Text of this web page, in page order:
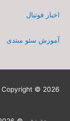
اخبار فوتبال
آموزش سئو مبتدی
Copyright © 2026